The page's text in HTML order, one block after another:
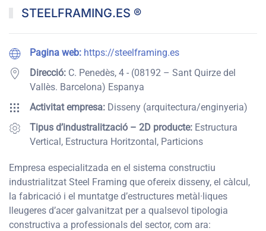
STEELFRAMING.ES ®
Pagina web: https://steelframing.es
Direcció: C. Penedès, 4 - (08192 – Sant Quirze del
Vallès. Barcelona) Espanya
Activitat empresa: Disseny (arquitectura/enginyeria)
Tipus d’industralització – 2D producte: Estructura
Vertical, Estructura Horitzontal, Particions
Empresa especialitzada en el sistema constructiu
industrialitzat Steel Framing que ofereix disseny, el càlcul,
la fabricació i el muntatge d’estructures metàl·liques
lleugeres d’acer galvanitzat per a qualsevol tipologia
constructiva a professionals del sector, com ara: